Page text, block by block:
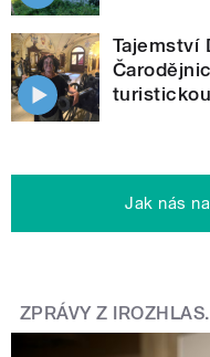
Tajemství
Jak nás
ZPRÁVY Z